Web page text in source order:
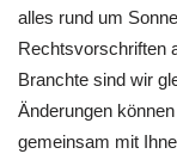
alles rund um
Rechtsvorschriften
Branchte sind wir
Änderungen
gemeinsam mit